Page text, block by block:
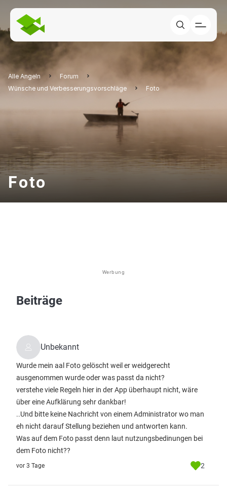
Alle Angeln
Forum
Wünsche und Verbesserungsvorschläge
Foto
Foto
Werbung
Beiträge
Unbekannt
Wurde mein aal Foto gelöscht weil er weidgerecht
ausgenommen wurde oder was passt da nicht?
verstehe viele Regeln hier in der App überhaupt nicht, wäre
über eine Aufklärung sehr dankbar!
..Und bitte keine Nachricht von einem Administrator wo man
eh nicht darauf Stellung beziehen und antworten kann.
Was auf dem Foto passt denn laut nutzungsbedinungen bei
dem Foto nicht??
vor 3 Tage 2